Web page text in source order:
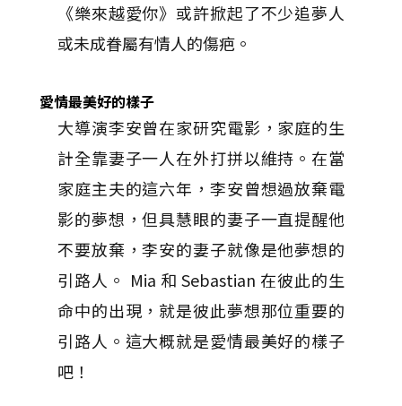
《樂來越愛你》或許掀起了不少追夢人
或未成眷屬有情人的傷疤。
愛情最美好的樣子
大導演李安曾在家研究電影，家庭的生
計全靠妻子一人在外打拼以維持。在當
家庭主夫的這六年，李安曾想過放棄電
影的夢想，但具慧眼的妻子一直提醒他
不要放棄，李安的妻子就像是他夢想的
引路人。 Mia 和 Sebastian 在彼此的生
命中的出現，就是彼此夢想那位重要的
引路人。這大概就是愛情最美好的樣子
吧！